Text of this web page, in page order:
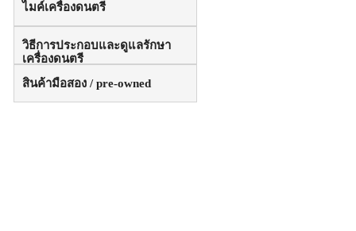
ไมค์เครื่องดนตรี
วิธีการประกอบและดูแลรักษา
เครื่องดนตรี
สินค้ามือสอง / pre-owned